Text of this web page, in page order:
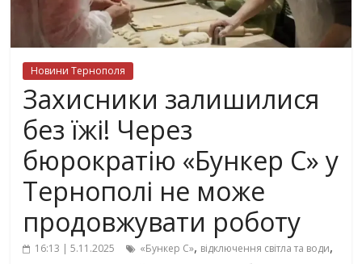
Новини Тернополя
Захисники залишилися
без їжі! Через
бюрократію «Бункер С» у
Тернополі не може
продовжувати роботу
16:13 | 5.11.2025 «Бункер С», відключення світла та води,